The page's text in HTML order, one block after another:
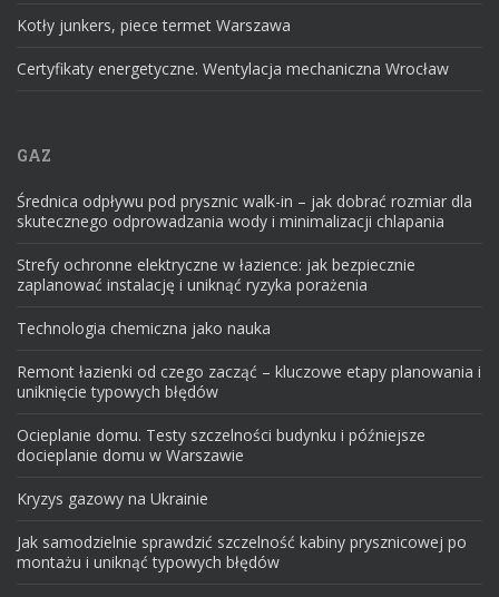
Kotły junkers, piece termet Warszawa
Certyfikaty energetyczne. Wentylacja mechaniczna Wrocław
GAZ
Średnica odpływu pod prysznic walk-in – jak dobrać rozmiar dla
skutecznego odprowadzania wody i minimalizacji chlapania
Strefy ochronne elektryczne w łazience: jak bezpiecznie
zaplanować instalację i uniknąć ryzyka porażenia
Technologia chemiczna jako nauka
Remont łazienki od czego zacząć – kluczowe etapy planowania i
uniknięcie typowych błędów
Ocieplanie domu. Testy szczelności budynku i późniejsze
docieplanie domu w Warszawie
Kryzys gazowy na Ukrainie
Jak samodzielnie sprawdzić szczelność kabiny prysznicowej po
montażu i uniknąć typowych błędów